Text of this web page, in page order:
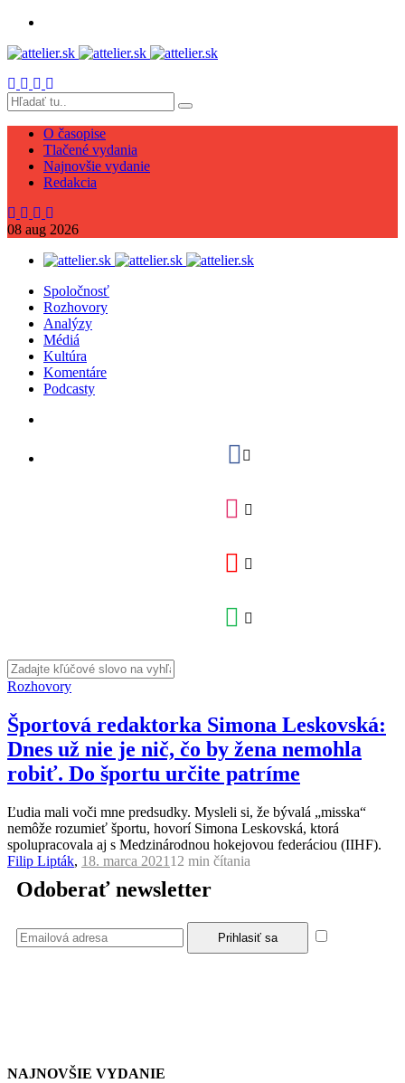
O časopise
Tlačené vydania
Najnovšie vydanie
Redakcia
08 aug 2026
Spoločnosť
Rozhovory
Analýzy
Médiá
Kultúra
Komentáre
Podcasty
Rozhovory
Športová redaktorka Simona Leskovská:
Dnes už nie je nič, čo by žena nemohla
robiť. Do športu určite patríme
Ľudia mali voči mne predsudky. Mysleli si, že bývalá „misska“
nemôže rozumieť športu, hovorí Simona Leskovská, ktorá
spolupracovala aj s Medzinárodnou hokejovou federáciou (IIHF).
Filip Lipták, 18. marca 2021 12 min čítania
Odoberať newsletter
NAJNOVŠIE VYDANIE